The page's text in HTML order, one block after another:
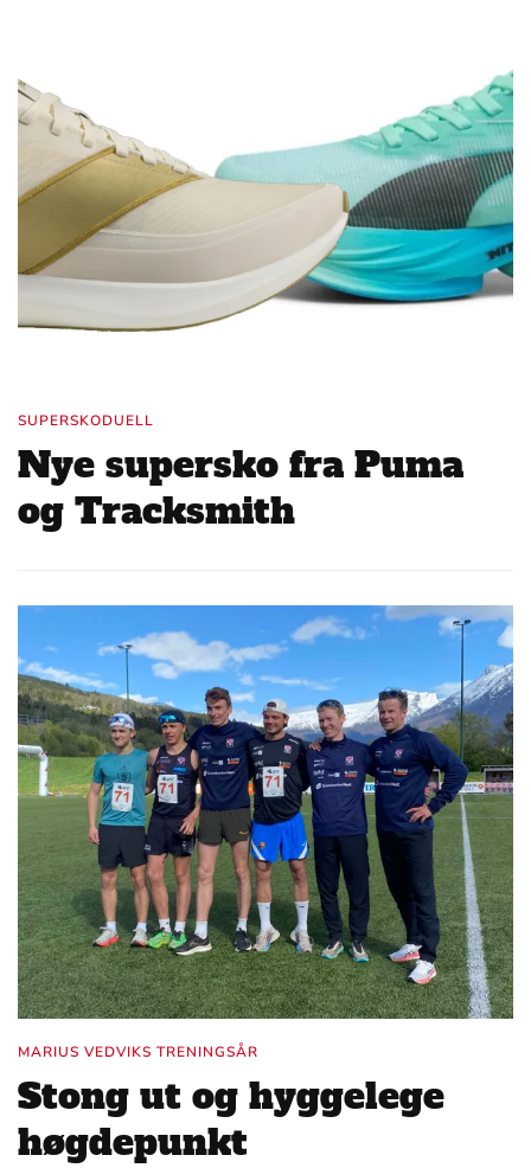
SUPERSKODUELL
Nye supersko fra Puma
og Tracksmith
MARIUS VEDVIKS TRENINGSÅR
Stong ut og hyggelege
høgdepunkt